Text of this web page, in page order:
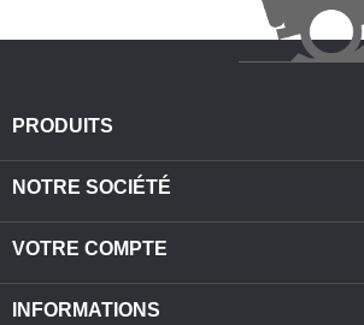
PRODUITS
NOTRE SOCIÉTÉ
VOTRE COMPTE
INFORMATIONS